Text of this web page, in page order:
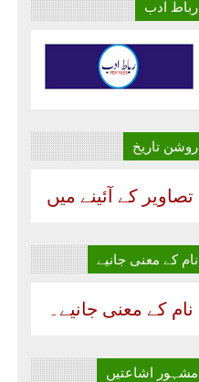
رباط ادب
روشن تاریخ
تصاویر کے آئینے میں
نام‌ کے معنی جانیے
نام‌ کے معنی جانیے۔
مشہور اشاعتیں